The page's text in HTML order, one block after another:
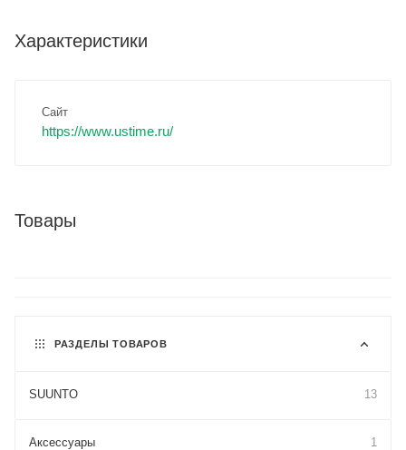
Характеристики
Сайт
https://www.ustime.ru/
Товары
РАЗДЕЛЫ ТОВАРОВ
SUUNTO 13
Аксессуары 1